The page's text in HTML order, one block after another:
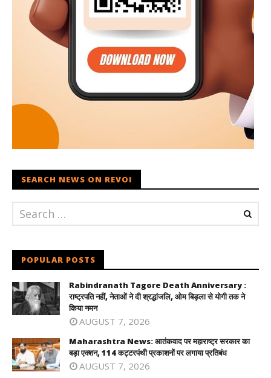
SEARCH NEWS ON REVOI
POPULAR POSTS
Rabindranath Tagore Death Anniversary :
राष्ट्रपति नहीं, नेताओं ने दी श्रद्धांजलि, ओम बिड़ला से योगी तक ने
किया नमन
AUGUST 7, 2026
Maharashtra News: आतंकवाद पर महाराष्ट्र सरकार का
बड़ा एक्शन, 114 कट्टरपंथी प्रकाशनों पर लगाया प्रतिबंध
AUGUST 7, 2026